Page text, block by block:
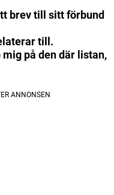
brev till sitt förbund
till.
på den där listan,